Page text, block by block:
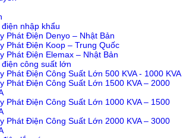
nhập khẩu
Phát Điện Denyo – Nhật Bản
Phát Điện Koop – Trung Quốc
Phát Điện Elemax – Nhật Bản
công suất lớn
Phát Điện Công Suất Lớn 500 KVA - 1000 KVA
Phát Điện Công Suất Lớn 1500 KVA – 2000
Phát Điện Công Suất Lớn 1000 KVA – 1500
Phát Điện Công Suất Lớn 2000 KVA – 3000